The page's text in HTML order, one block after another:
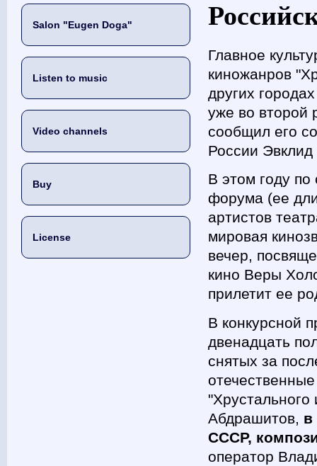
Salon "Eugen Doga"
Listen to music
Video channels
Buy
License
Главное
киножанров
других
уже во второй
сообщил его
России
В этом году
форума (ее
артистов
мировая
вечер,
кино Веры
прилетит ее
В конкурсной
двенадцать
снятых за
Абдрашитов, в
СССР,
оператор